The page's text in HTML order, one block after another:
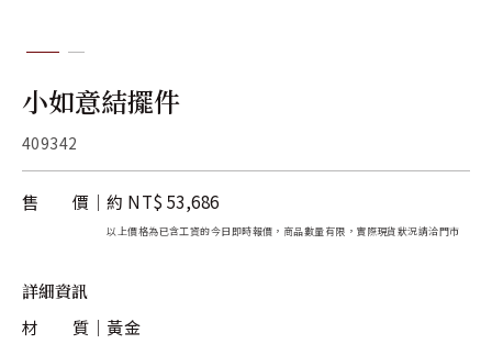
小如意結擺件
409342
售 價 約 NT$ 53,686
以上價格為已含工資的今日即時報價，商品數量有限，實際現貨狀況請洽門市
詳細資訊
材 質
黃金